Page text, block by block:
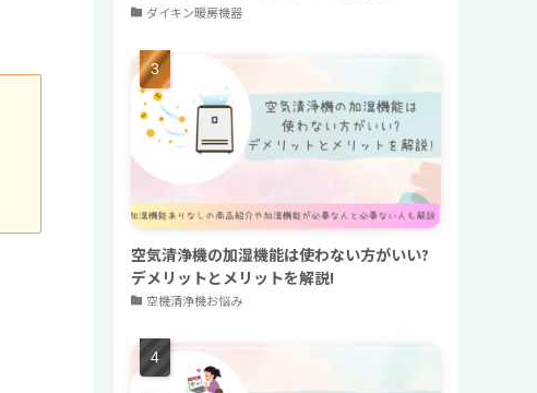
ダイキン暖房機器
空気清浄機の加湿機能は使わない方がいい?
デメリットとメリットを解説!
空機清浄機お悩み